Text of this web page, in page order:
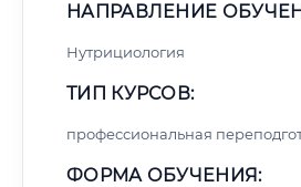
НАПРАВЛЕНИЕ
Нутрициология
ТИП КУРСОВ:
профессиональная
ФОРМА ОБУЧЕНИЯ: